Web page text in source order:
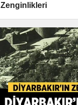
Zenginlikleri